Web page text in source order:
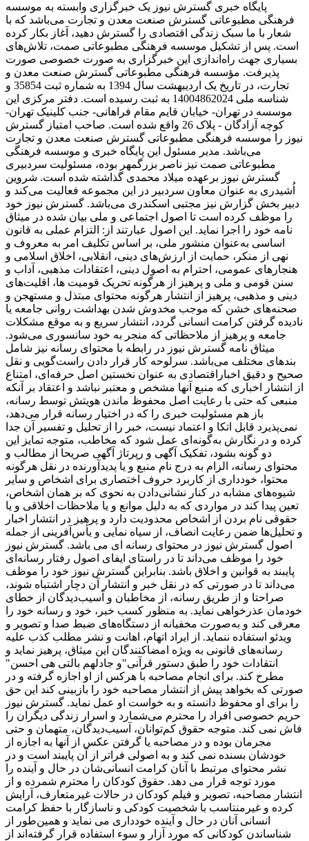
پایگاه خبری گسترش نیوز یک خبرگزاری وابسته به موسسه
فرهنگی مطبوعاتی گسترش صنعت معدن و تجارت می‌باشد که با
شعار با ما سبک زندگی اقتصادی را گسترش دهید، آغاز بکار کرده
است. پس از تشکیل موسسه فرهنگی مطبوعاتی صمت، تلاش‌های
بسیاری جهت راه‌اندازی این خبرگزاری به صورت خصوصی صورت
پذیرفت. مؤسسه فرهنگی مطبوعاتی گسترش صنعت معدن و
تجارت، در تاریخ یک اردیبهشت سال 1394 به شماره ثبت 35854 و
شناسه ملی 14004862024 به ثبت رسیده است. دفتر مرکزی این
موسسه در تهران- خیابان قایم مقام فراهانی- جنب کلینیک تهران-
کوچه آزادگان - پلاک 26 واقع شده است. صاحب امتیاز گسترش
نیوز را موسسه فرهنگی مطبوعاتی گسترش صنعت معدن و تجارت
می‌باشد. مدیر مسئول این پایگاه خبری و موسسه فرهنگی
مطبوعاتی صمت نیز ناصر بزرگمهر بوده، مسئولیت سردبیری
گسترش نیوز برعهده میلاد محمدی گذاشته شده است. شروین
اُشیدری به عنوان معاون سردبیر در این مجموعه فعالیت می‌کند و
دبیر بخش گزارش نیز مجتبی اسکندری می‌باشد. گسترش نیوز خود
را موظف کرده است تا اصول اجتماعی و ملی بیان شده در میثاق
نامه خود را اجرا نماید. این اصول عبارتند از: التزام عملی به قانون
اساسی به‌عنوان منشور ملی، بر اساس تکلیف امر به‌ معروف و
نهی از منکر، حمایت از ارزش‌های دینی، انقلابی، اخلاق اسلامی و
هنجارهای عمومی، احترام به اصول دینی، اعتقادات مذهبی، آداب و
سنن قومی و ملی و ‌پرهیز از هرگونه تحریک قومیت ‌ها، اقلیت‌های
دینی و مذهبی، پرهیز از انتشار هرگونه محتوای مبتذل و مستهجن و
صحنه‌های خشن که موجب مخدوش شدن بهداشت روانی جامعه یا
نادیده گرفتن کرامت انسانی گردد، انتشار سریع و به‌ موقع مشکلات
جامعه و پرهیز از ملاحظاتی که منجر به خود سانسوری می‌شود.
میثاق نامه گسترش نیوز در رابطه با محتوای رسانه نیز شامل
بندهای مختلف می‌باشد. سرلوحه کار قرار دادن راست‌گویی و نقل
صحیح و دقیق اخباراقتصادی به ‌عنوان نخستین اصل حرفه‌ای، امتناع
از انتشار اخباری که منبع آنها مشخص و معتبر نباشد و اعتقاد بر آنکه
منبعی که حتی با رعایت اصل محفوظ ماندن هویتش توسط رسانه،
باز هم مسئولیت خبری را که در اختیار رسانه قرار می‌دهد،
نمی‌پذیرد قابل اتکا و اعتماد نیست، خبر را از تحلیل و تفسیر آن جدا
کرده و در نگارش به‌گونه‌ای عمل شود که مخاطب، متوجه تمایز این
دو گونه بشود، تفکیک آگهی و رپرتاژ آگهی صریحا از مطالب و
محتوای رسانه، الزام به درج نام منبع و یا پدیدآورنده در نقل هرگونه
محتوا، خودداری از کاربرد حروف اختصاری برای اشخاص و سایر
شیوه‌های مشابه در کنار نشانی‌دادن به نحوی که بر همان اشخاص،
تعین پیدا کند در مواردی که به دلیل موانع و یا ملاحظات اخلاقی و یا
حقوقی نام بردن از اشخاص محدودیت دارد و پرهیز در انتشار اخبار
و تحلیل‌ها ضمن رعایت انصاف، از سیاه ‌نمایی و یأس‌آفرینی از جمله
اصول گسترش نیوز در محتوای رسانه ای می باشد. گسترش نیوز
خود را موظف می‌داند تا در راستای ایفای اصول رفتار رسانه‌ای
پایبند به قوانین و اخلاق باشد. بنابراین گسترش نیوز خود را موظف
می‌داند تا در صورتی که در نقل خبر و انتشار آن دچار اشتباه شوند،
صراحتا و از طریق رسانه، از مخاطبان و آسیب‌دیدگان از خطای
خودمان عذرخواهی نماید. به منظور کسب خبر، خود و رسانه خود را
معرفی کند و به‌صورت مخفیانه از دستگاه‌های ضبط صدا و تصویر و
ویدئو استفاده ننماید. از ایراد اتهام، اهانت و نشر مطلب کذب علیه
رسانه‌های قانونی به ‌ویژه امضاکنندگان این میثاق، پرهیز نماید و
انتقادات‌ خود را طبق دستور قرآنی"و جادلهم بالتی هی احسن"
مطرح کند. برای انجام مصاحبه با هرکس از او اجازه گرفته و در
صورتی که بخواهد پیش از انتشار مصاحبه خود را بازبینی کند این حق
را برای او محفوظ دانسته و به خواست او عمل نماید. گسترش نیوز
حریم خصوصی افراد را محترم می‌شمارد و اسرار زندگی دیگران را
فاش نمی کند. متوجه حقوق کم‌توانان، آسیب‌دیدگان، متهمان و حتی
مجرمان بوده و در مصاحبه یا گرفتن عکس از آنها به اجازه از
خودشان بسنده نمی کند و به اصولی فراتر از آن پایبند است و در
نشر محتوای مرتبط با آنان کرامت انسانی‌شان در حال و آینده را
مورد توجه قرار می دهد. حقوق کودکان را محترم شمرده و از
انتشار مصاحبه، تصویر و فیلم کودکان در حالات غیرمتعارف، آرایش
کرده و غیرمنتاسب با شخصیت کودکی و ناسازگار با حفظ کرامت
انسانی آنان در حال و آینده خودداری می نماید و همین‌طور از
شناساندن کودکانی که مورد آزار و سوء استفاده قرار گرفته‌اند از